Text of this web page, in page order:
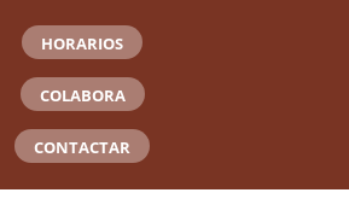
HORARIOS
COLABORA
CONTACTAR